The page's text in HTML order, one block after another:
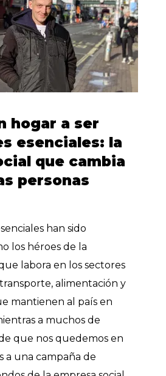
hogar a ser
esenciales: la
que cambia
personas
han sido
los héroes de la
labora en los sectores
alimentación y
mantienen al país en
a muchos de
que nos quedemos en
a una campaña de